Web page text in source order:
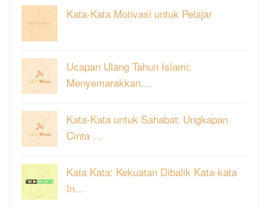
Kata-Kata Motivasi untuk Pelajar
Ucapan Ulang Tahun Islami:
Menyemarakkan…
Kata-Kata untuk Sahabat: Ungkapan
Cinta …
Kata Kata: Kekuatan Dibalik Kata-kata
In…